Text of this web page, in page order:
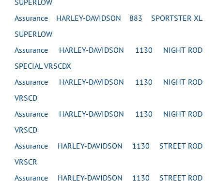
SUPERLOW
Assurance HARLEY-DAVIDSON 883 SPORTSTER XL
SUPERLOW
Assurance HARLEY-DAVIDSON 1130 NIGHT ROD
SPECIAL VRSCDX
Assurance HARLEY-DAVIDSON 1130 NIGHT ROD
VRSCD
Assurance HARLEY-DAVIDSON 1130 NIGHT ROD
VRSCD
Assurance HARLEY-DAVIDSON 1130 STREET ROD
VRSCR
Assurance HARLEY-DAVIDSON 1130 STREET ROD